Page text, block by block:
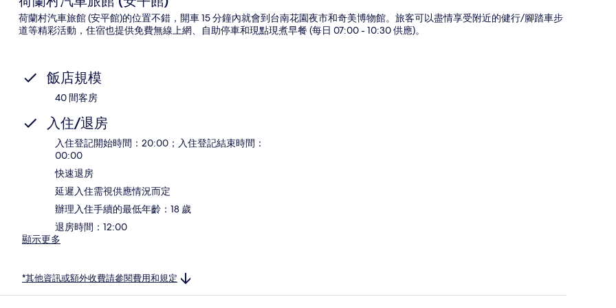
荷蘭村汽車旅館 (安平館)的位置不錯，開車 15 分鐘內就會到台南花園夜市和奇美博物館。旅客可以盡情享受附近的健行/腳踏車步
道等精彩活動，住宿也提供免費無線上網、自助停車和現點現煮早餐 (每日 07:00 - 10:30 供應)。
飯店規模
40 間客房
入住/退房
入住登記開始時間：20:00；入住登記結束時間：
00:00
快速退房
延遲入住需視供應情況而定
辦理入住手續的最低年齡：18 歲
退房時間：12:00
顯示更多
*其他資訊或額外收費請參閱費用和規定